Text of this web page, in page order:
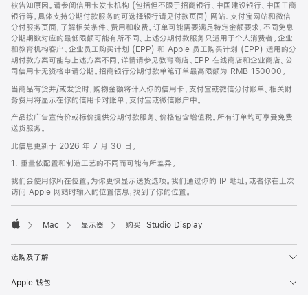
被告知原因。请参阅信用卡发卡机构 (包括但不限于招商银行、中国建设银行、中国工商
银行等，具体支持分期付款服务的可选择银行请见付款页面) 网站、支付宝网站和微信
分付服务页面，了解相关条件、费用和收费。订单可能需要满足特定金额要求，不同免息
分期期数对应的最低限额可能有所不同。上述分期付款服务只适用于个人消费者。企业
和教育机构客户、企业员工购买计划 (EPP) 和 Apple 员工购买计划 (EPP) 适用的分
期付款方案可能与上述方案不同，详情请参见教育商店、EPP 在线商店和企业商店。公
司信用卡无资格申请分期。招商银行分期付款单笔订单最高限额为 RMB 150000。
当商品有货并/或发货时，购物金额将计入你的信用卡、支付宝或微信分付账单。相关财
务费用将显示在你的信用卡对账单、支付宝或微信账户中。
产品按广告宣传价或标价提供分期付款服务。价格包含增值税。所有订单均可享受免费
送货服务。
此信息更新于 2026 年 7 月 30 日。
1. 重量依配置和制造工艺的不同而可能有所差异。
我们会使用你所在位置，为你更快显示送货选项。我们通过你的 IP 地址，或者你在上次
访问 Apple 网站时输入的位置信息，找到了你的位置。
Mac 显示器 购买 Studio Display
选购及了解
Apple 钱包